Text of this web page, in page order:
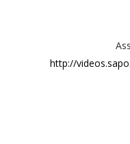
http://